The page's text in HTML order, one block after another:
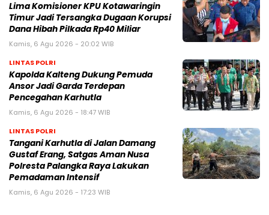
Lima Komisioner KPU Kotawaringin
Timur Jadi Tersangka Dugaan Korupsi
Dana Hibah Pilkada Rp40 Miliar
Kamis, 6 Agu 2026 - 20:02 WIB
LINTAS POLRI
Kapolda Kalteng Dukung Pemuda
Ansor Jadi Garda Terdepan
Pencegahan Karhutla
Kamis, 6 Agu 2026 - 18:47 WIB
LINTAS POLRI
Tangani Karhutla di Jalan Damang
Gustaf Erang, Satgas Aman Nusa
Polresta Palangka Raya Lakukan
Pemadaman Intensif
Kamis, 6 Agu 2026 - 17:23 WIB